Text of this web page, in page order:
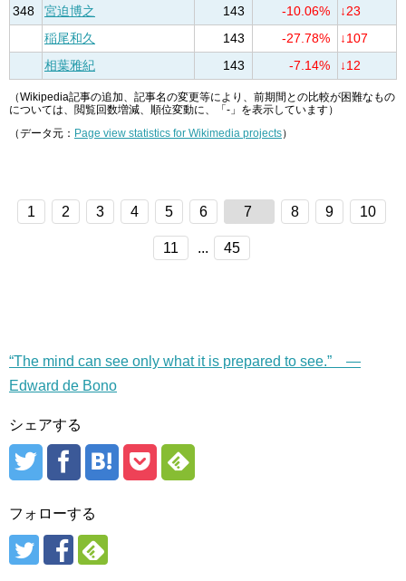
348
宮迫博之 143 -10.06%
↓23
稲尾和久
143 -27.78%
↓107
相葉雅紀
143 -7.14% ↓12
（Wikipedia記事の追加、記事名の変更等により、前期間との比較が困難なもの
については、閲覧回数増減、順位変動に、「-」を表示しています）
（データ元： Page view statistics for Wikimedia projects）
1 2 3 4 5 6 7 8 9 10
11 ... 45
“The mind can see only what it is prepared to see.” —
Edward de Bono
シェアする
フォローする